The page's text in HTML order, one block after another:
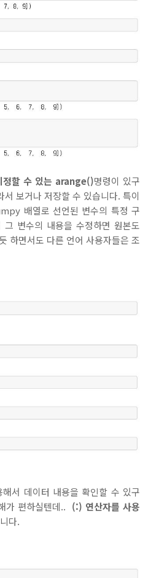
정할 수 있는 arange()명령이 있구
보거나 저장할 수 있습니다. 특이
배열로 선언된 변수의 특정 구
변수의 내용을 수정하면 원본도
하면서도 다른 언어 사용자들은 조
서 데이터 내용을 확인할 수 있구
가 편하실텐데.. (:) 연산자를 사용
다.